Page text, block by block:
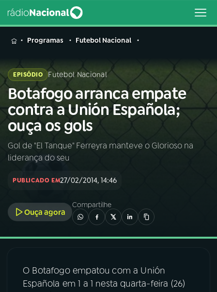
MENU
Buscar
na
Rádio
Nacional
Buscar
AO VIVO
INÍCIO
A RÁDIO
03PROGRAMAÇÃO
04PROGRAMAS
Programas Futebol Nacional
EPISÓDIO Futebol Nacional
Botafogo arranca empate
contra a Unión Española;
ouça os gols
Gol de "El Tanque" Ferreyra manteve o Glorioso na
liderança do seu
PUBLICADO EM27/02/2014, 14:46
Ouça agora
Compartilhe
O Botafogo empatou com a Unión
Española em 1 a 1 nesta quarta-feira (26)